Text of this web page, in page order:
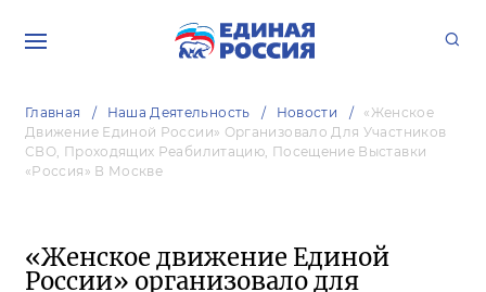
Главная Наша Деятельность Новости
«Женское
Движение Единой России» Организовало Для Участников
СВО, Проходящих Реабилитацию, Посещение Выставки
«Россия» В Москве
«Женское движение Единой
России» организовало для